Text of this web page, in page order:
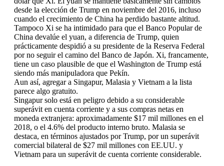
desde la elección de Trump en noviembre del 2016, incluso
cuando el crecimiento de China ha perdido bastante altitud.
Tampoco Xi se ha intimidado para que el Banco Popular de
China devalúe el yuan, a diferencia de Trump, quien
prácticamente despidió a su presidente de la Reserva Federal
por no seguir el camino del Banco de Japón. Xi, francamente,
tiene un caso plausible de que el Washington de Trump está
siendo más manipuladora que Pekín.
Aun así, agregar a Singapur, Malasia y Vietnam a la lista
parece algo gratuito.
Singapur solo está en peligro debido a su considerable
superávit en cuenta corriente y a sus compras netas en
moneda extranjera: aproximadamente $17 mil millones en el
2018, o el 4.6% del producto interno bruto. Malasia se
destaca, en términos ajustados por Trump, por un superávit
comercial bilateral de $27 mil millones con EE.UU. y
Vietnam para un superávit de cuenta corriente considerable.